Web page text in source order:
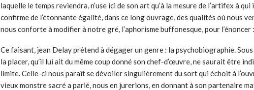
laquelle le temps reviendra, n’use ici de son art qu’à la mesure de l’artifex à qui
confirme de l’étonnante égalité, dans ce long ouvrage, des qualités où nous
nous conforte à modifier à notre gré, l’aphorisme buffonesque, pour l’énoncer :
Ce faisant, jean Delay prétend à dégager un genre : la psychobiographie.
la placer, qu’il lui ait du même coup donné son chef-d’œuvre, ne saurait être
limite. Celle-ci nous paraît se dévoiler singulièrement du sort qui échoit à
vieux monstre sacré a parié, nous en jurerions, en donnant à son partenaire